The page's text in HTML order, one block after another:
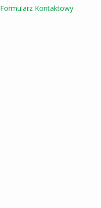
Formularz Kontaktowy